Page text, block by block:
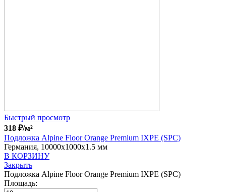
Быстрый просмотр
318 ₽/м²
Подложка Alpine Floor Orange Premium IXPE (SPC)
Германия, 10000x1000x1.5 мм
В КОРЗИНУ
Закрыть
Подложка Alpine Floor Orange Premium IXPE (SPC)
Площадь: